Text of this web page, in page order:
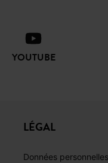
YOUTUBE
LÉGAL
Données